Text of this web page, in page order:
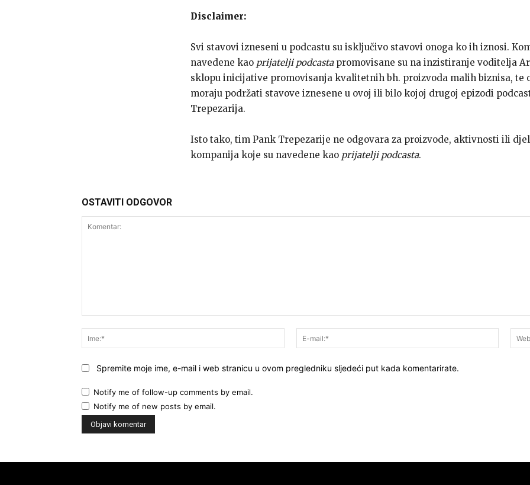
Disclaimer:
Svi stavovi izneseni u podcastu su isključivo stavovi onoga ko ih iznosi.
navedene kao prijatelji podcastapromovisane su na inzistiranje voditelja
sklopu inicijative promovisanja kvalitetnih bh. proizvoda malih biznisa, te
moraju podržati stavove iznesene u ovoj ili bilo kojoj drugoj epizodi
Trepezarija.
Isto tako, tim Pank Trepezarije ne odgovara za proizvode, aktivnosti ili
kompanija koje su navedene kao prijatelji podcasta.
OSTAVITI ODGOVOR
Ime:*
mail:*
Spremite moje ime, e-mail i web stranicu u ovom pregledniku sljedeći put kada komentarirate.
Notify me of follow-up comments by email.
Notify me of new posts by email.